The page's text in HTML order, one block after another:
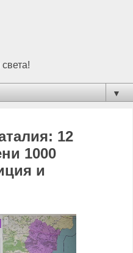
▼
12
1000
и